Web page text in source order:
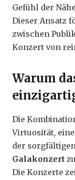
Gefühl der
Dieser Ansatz
zwischen
Konzert von
Warum
Die
Virtuosität,
der
Galakonzert
Die Konzerte